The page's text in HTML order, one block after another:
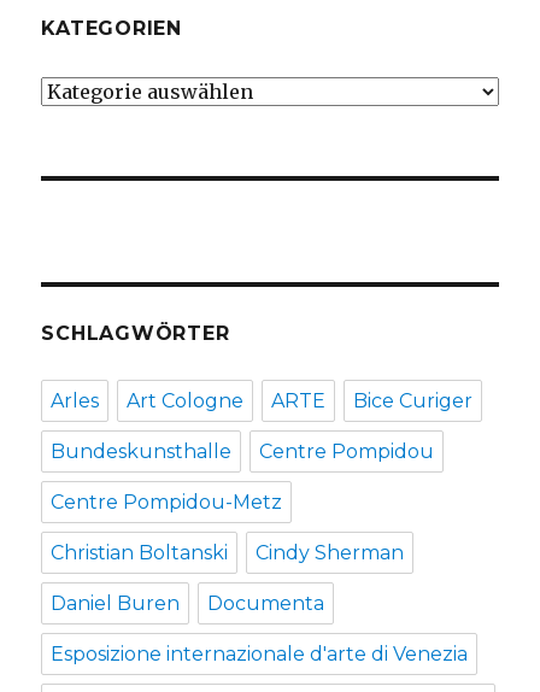
KATEGORIEN
Kategorien
SCHLAGWÖRTER
Arles Art Cologne ARTE Bice Curiger
Bundeskunsthalle Centre Pompidou
Centre Pompidou-Metz
Christian Boltanski Cindy Sherman
Daniel Buren Documenta
Esposizione internazionale d'arte di Venezia